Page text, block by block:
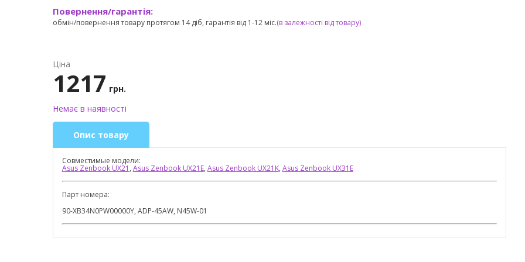
Повернення/гарантія:
обмін/повернення товару протягом 14 діб, гарантія від 1-12 міс.(в залежності від товару)
Ціна
1217 грн.
Немає в наявності
Опис товару
Совместимые модели:
Asus Zenbook UX21 , Asus Zenbook UX21E, Asus Zenbook UX21K, Asus Zenbook UX31E
Парт номера:
90-XB34N0PW00000Y, ADP-45AW, N45W-01